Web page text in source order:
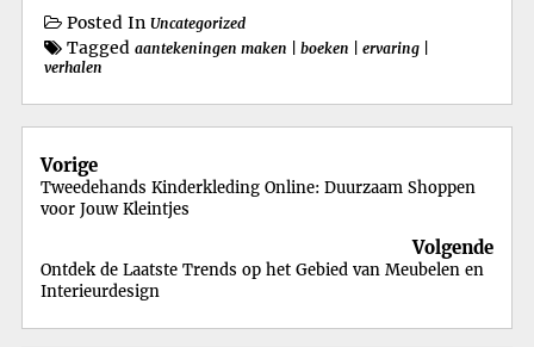
Posted In Uncategorized
Tagged aantekeningen maken boeken ervaring
verhalen
Berichtnavigatie
Vorige
Tweedehands Kinderkleding Online: Duurzaam Shoppen
voor Jouw Kleintjes
Volgende
Ontdek de Laatste Trends op het Gebied van Meubelen en
Interieurdesign